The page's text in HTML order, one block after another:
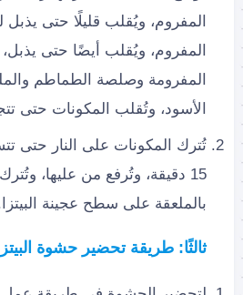
المفروم، ويُقلب قليلًا حتى يذبل
المفروم، ويُقلب أيضًا حتى
المفرومة وصلصة الطماطم
الأسود، وتُقلب المكونات حتى
تُترك المكونات على النار حتى
15 دقيقة، وتُرفع من عليها،
بالملعقة على سطح عجينة
ثالثًا: طريقة تحضير حشوة البيتزا